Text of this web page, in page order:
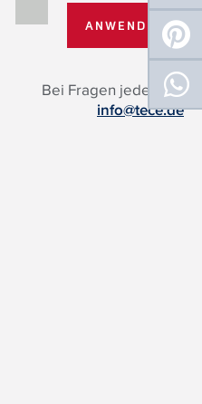
Bei Fragen jederzeit:
info@tece.de